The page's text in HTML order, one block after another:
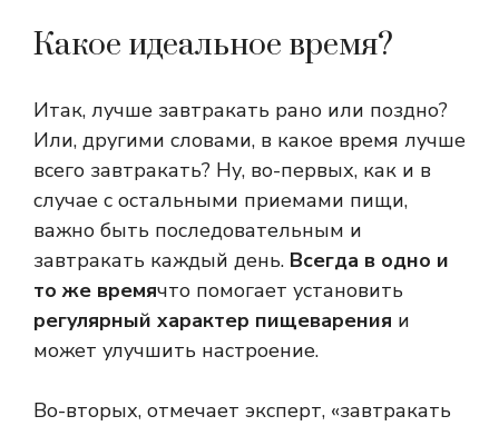
Какое идеальное время?
Итак, лучше завтракать рано или поздно?
Или, другими словами, в какое время лучше
всего завтракать? Ну, во-первых, как и в
случае с остальными приемами пищи,
важно быть последовательным и
завтракать каждый день. Всегда в одно и
то же времячто помогает установить
регулярный характер пищеварения и
может улучшить настроение.
Во-вторых, отмечает эксперт, «завтракать